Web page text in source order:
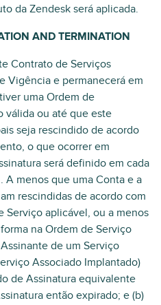
da Zendesk será aplicada.
AND TERMINATION
Contrato de Serviços
Vigência e permanecerá em
uma Ordem de
válida ou até que este
seja rescindido de acordo
o que ocorrer em
será definido em cada
menos que uma Conta e a
rescindidas de acordo com
Serviço aplicável, ou a menos
na Ordem de Serviço
de um Serviço
Associado Implantado)
de Assinatura equivalente
então expirado; e (b)